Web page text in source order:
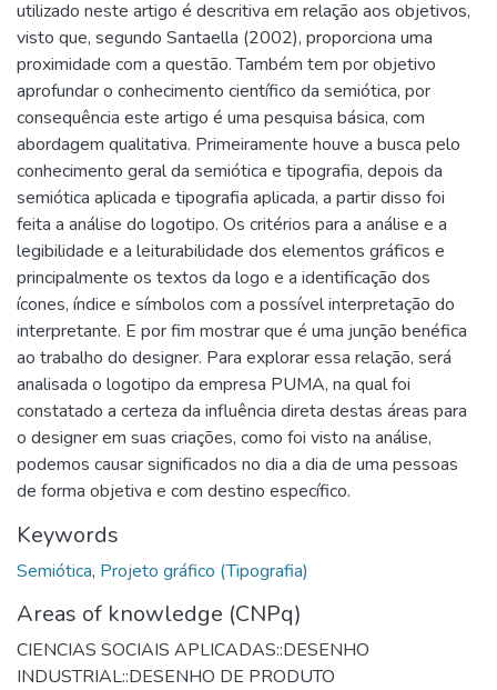
utilizado neste artigo é descritiva em relação aos objetivos,
visto que, segundo Santaella (2002), proporciona uma
proximidade com a questão. Também tem por objetivo
aprofundar o conhecimento científico da semiótica, por
consequência este artigo é uma pesquisa básica, com
abordagem qualitativa. Primeiramente houve a busca pelo
conhecimento geral da semiótica e tipografia, depois da
semiótica aplicada e tipografia aplicada, a partir disso foi
feita a análise do logotipo. Os critérios para a análise e a
legibilidade e a leiturabilidade dos elementos gráficos e
principalmente os textos da logo e a identificação dos
ícones, índice e símbolos com a possível interpretação do
interpretante. E por fim mostrar que é uma junção benéfica
ao trabalho do designer. Para explorar essa relação, será
analisada o logotipo da empresa PUMA, na qual foi
constatado a certeza da influência direta destas áreas para
o designer em suas criações, como foi visto na análise,
podemos causar significados no dia a dia de uma pessoas
de forma objetiva e com destino específico.
Keywords
Semiótica, Projeto gráfico (Tipografia)
Areas of knowledge (CNPq)
CIENCIAS SOCIAIS APLICADAS::DESENHO
INDUSTRIAL::DESENHO DE PRODUTO